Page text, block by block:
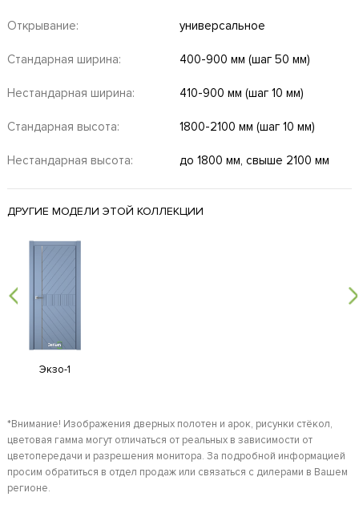
Открывание: универсальное
Стандарная ширина: 400-900 мм (шаг 50 мм)
Нестандарная ширина: 410-900 мм (шаг 10 мм)
Стандарная высота: 1800-2100 мм (шаг 10 мм)
Нестандарная высота: до 1800 мм, свыше 2100 мм
ДРУГИЕ МОДЕЛИ ЭТОЙ КОЛЛЕКЦИИ
Экзо-1
*Внимание! Изображения дверных полотен и арок, рисунки стёкол,
цветовая гамма могут отличаться от реальных в зависимости от
цветопередачи и разрешения монитора. За подробной информацией
просим обратиться в отдел продаж или связаться с дилерами в Вашем
регионе.